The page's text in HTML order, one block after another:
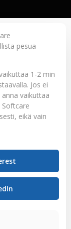
pesua
1-2 min
Jos ei
vaikuttaa
Softcare
eikä vain